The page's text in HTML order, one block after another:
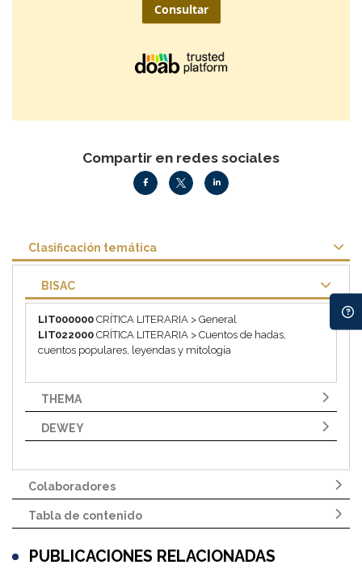
Consultar
Compartir en redes sociales
Clasificación temática
BISAC
LIT000000 CRÍTICA LITERARIA > General
LIT022000 CRÍTICA LITERARIA > Cuentos de hadas,
cuentos populares, leyendas y mitología
THEMA
DEWEY
Colaboradores
Tabla de contenido
PUBLICACIONES RELACIONADAS